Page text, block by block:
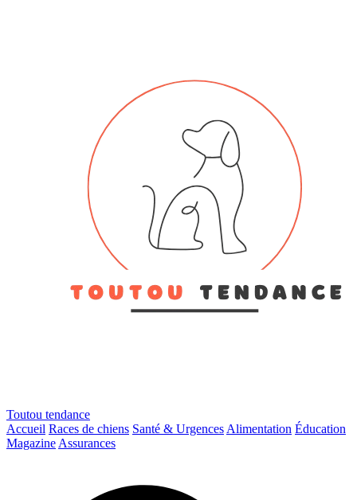
Toutou tendance
Accueil Races de chiens Santé & Urgences Alimentation Éducation
Magazine Assurances